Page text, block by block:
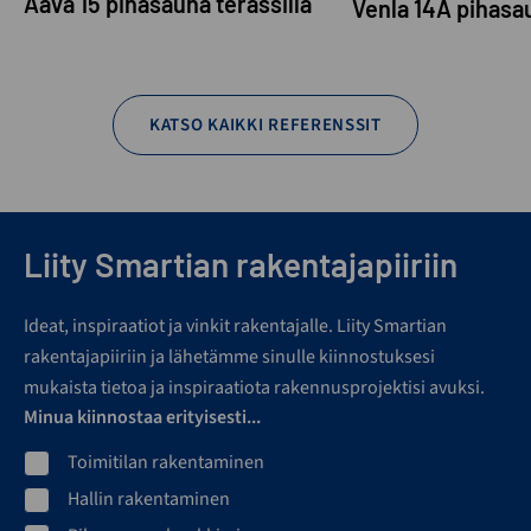
Venla 14A
KATSO KAIKKI REFERENSSIT
Liity Smartian rakentajapiiriin
Ideat, inspiraatiot ja vinkit rakentajalle. Liity Smartian
rakentajapiiriin ja lähetämme sinulle kiinnostuksesi
mukaista tietoa ja inspiraatiota rakennusprojektisi avuksi.
Minua kiinnostaa erityisesti...
Toimitilan rakentaminen
Hallin rakentaminen